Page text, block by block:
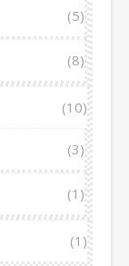
(5)
(8)
(10)
(3)
(1)
(1)